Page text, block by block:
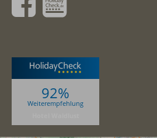
clé
92%
Weiterempfehlung